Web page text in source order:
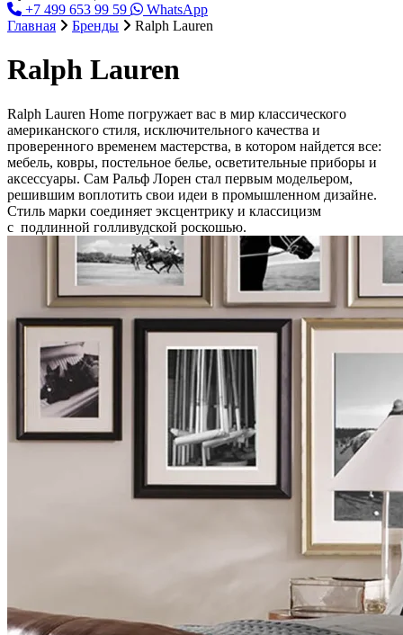
+7 499 653 99 59
WhatsApp
Главная
Бренды Ralph Lauren
Ralph Lauren
Ralph Lauren Home погружает вас в мир классического
американского стиля, исключительного качества и
проверенного временем мастерства, в котором найдется все:
мебель, ковры, постельное белье, осветительные приборы и
аксессуары. Сам Ральф Лорен стал первым модельером,
решившим воплотить свои идеи в промышленном дизайне.
Стиль марки соединяет эксцентрику и классицизм
с подлинной голливудской роскошью.